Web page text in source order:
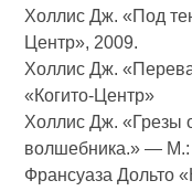
Холлис Дж. «Под
Центр», 2009.
Холлис Дж.
«Когито-Центр»
Холлис Дж. «Грезы
волшебника.» — М.:
Франсуаза Дольто